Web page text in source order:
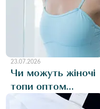
актуальні кольори
23.07.2026
Чи можуть жіночі
топи оптом